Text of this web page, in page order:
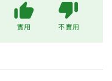
實用 不實用